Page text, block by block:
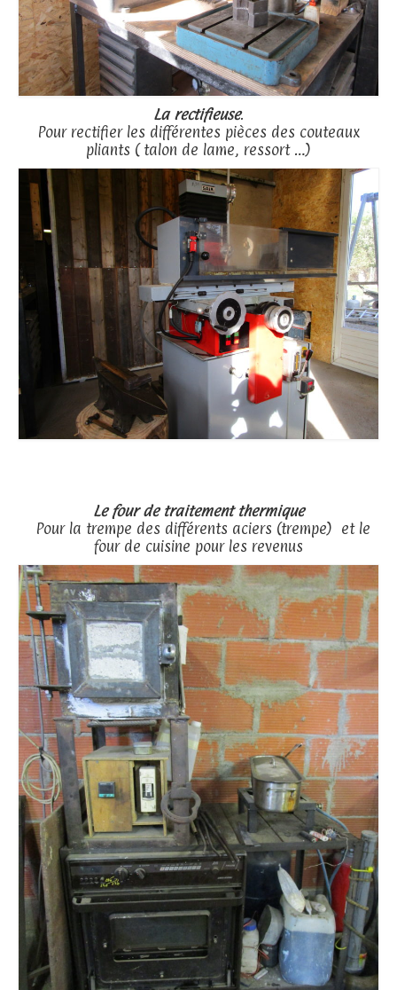
La rectifieuse.
Pour rectifier les différentes pièces des couteaux
pliants ( talon de lame, ressort …)
Le four de traitement thermique
Pour la trempe des différents aciers (trempe) et le
four de cuisine pour les revenus